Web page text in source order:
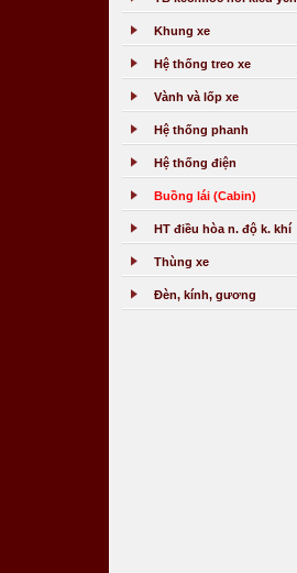
Khung xe
Hệ thống treo xe
Vành và lốp xe
Hệ thống phanh
Hệ thống điện
Buồng lái (Cabin)
HT điều hòa n. độ k. khí
Thùng xe
Đèn, kính, gương